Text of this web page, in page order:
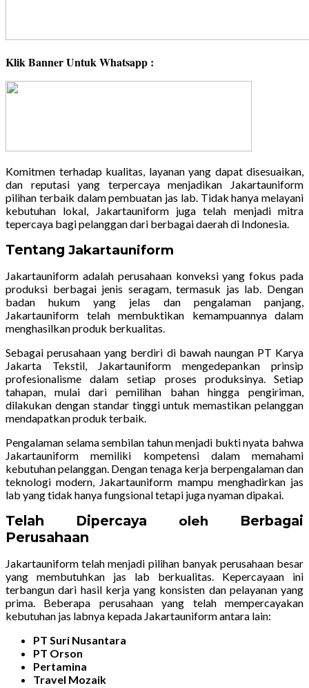
Klik Banner Untuk Whatsapp :
Komitmen terhadap kualitas, layanan yang dapat disesuaikan,
dan reputasi yang terpercaya menjadikan Jakartauniform
pilihan terbaik dalam pembuatan jas lab. Tidak hanya melayani
kebutuhan lokal, Jakartauniform juga telah menjadi mitra
tepercaya bagi pelanggan dari berbagai daerah di Indonesia.
Tentang Jakartauniform
Jakartauniform adalah perusahaan konveksi yang fokus pada
produksi berbagai jenis seragam, termasuk jas lab. Dengan
badan hukum yang jelas dan pengalaman panjang,
Jakartauniform telah membuktikan kemampuannya dalam
menghasilkan produk berkualitas.
Sebagai perusahaan yang berdiri di bawah naungan PT Karya
Jakarta Tekstil, Jakartauniform mengedepankan prinsip
profesionalisme dalam setiap proses produksinya. Setiap
tahapan, mulai dari pemilihan bahan hingga pengiriman,
dilakukan dengan standar tinggi untuk memastikan pelanggan
mendapatkan produk terbaik.
Pengalaman selama sembilan tahun menjadi bukti nyata bahwa
Jakartauniform memiliki kompetensi dalam memahami
kebutuhan pelanggan. Dengan tenaga kerja berpengalaman dan
teknologi modern, Jakartauniform mampu menghadirkan jas
lab yang tidak hanya fungsional tetapi juga nyaman dipakai.
Telah Dipercaya oleh Berbagai
Perusahaan
Jakartauniform telah menjadi pilihan banyak perusahaan besar
yang membutuhkan jas lab berkualitas. Kepercayaan ini
terbangun dari hasil kerja yang konsisten dan pelayanan yang
prima. Beberapa perusahaan yang telah mempercayakan
kebutuhan jas labnya kepada Jakartauniform antara lain:
PT Suri Nusantara
PT Orson
Pertamina
Travel Mozaik